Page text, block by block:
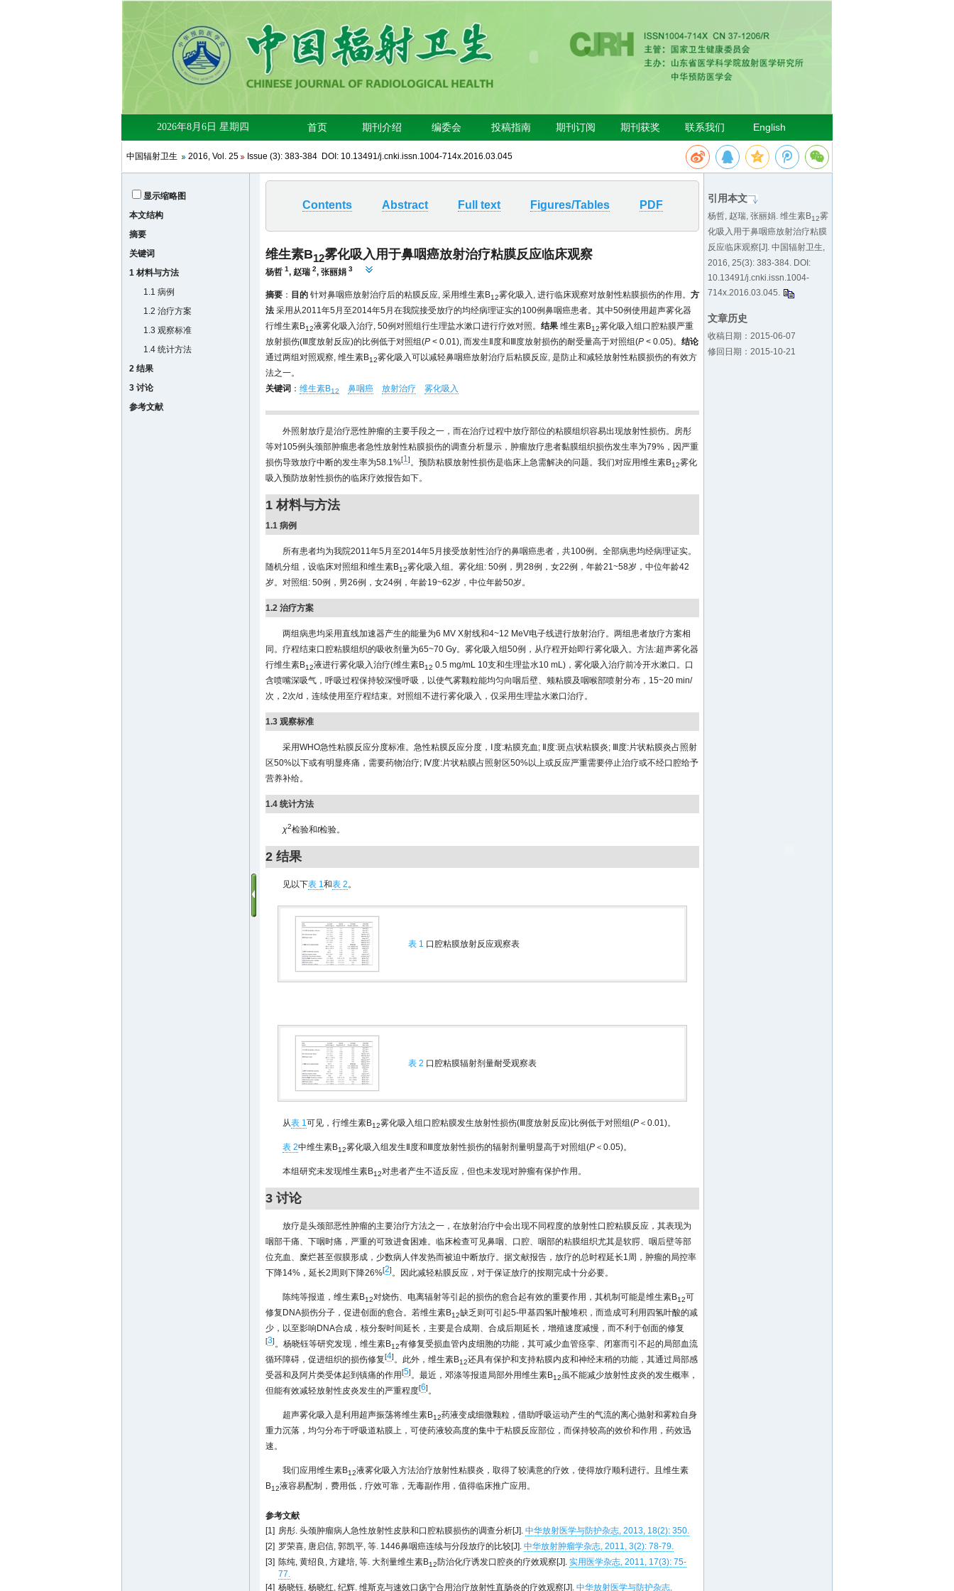
中国辐射卫生 2016, Vol. 25 Issue (3): 383-384 DOI: 10.13491/j.cnki.issn.1004-714x.2016.03.045
显示缩略图
本文结构
摘要
关键词
1 材料与方法
1.1 病例
1.2 治疗方案
1.3 观察标准
1.4 统计方法
2 结果
3 讨论
参考文献
引用本文
杨哲, 赵瑞, 张丽娟. 维生素B12雾
化吸入用于鼻咽癌放射治疗粘膜
反应临床观察[J]. 中国辐射卫生,
2016, 25(3): 383-384. DOI:
10.13491/j.cnki.issn.1004-
714x.2016.03.045.
文章历史
收稿日期：2015-06-07
修回日期：2015-10-21
Contents Abstract Full text Figures/Tables PDF
维生素B12雾化吸入用于鼻咽癌放射治疗粘膜反应临床观察
杨哲 1, 赵瑞 2, 张丽娟 3
摘要 ： 目的 针对鼻咽癌放射治疗后的粘膜反应, 采用维生素B12雾化吸入, 进行临床观察对放射性粘膜损伤的作用。 方
法 采用从2011年5月至2014年5月在我院接受放疗的均经病理证实的100例鼻咽癌患者。其中50例使用超声雾化器
行维生素B12液雾化吸入治疗, 50例对照组行生理盐水漱口进行疗效对照。 结果 维生素B12雾化吸入组口腔粘膜严重
放射损伤(Ⅲ度放射反应)的比例低于对照组(P < 0.01), 而发生Ⅱ度和Ⅲ度放射损伤的耐受量高于对照组(P < 0.05)。 结论
通过两组对照观察, 维生素B12雾化吸入可以减轻鼻咽癌放射治疗后粘膜反应, 是防止和减轻放射性粘膜损伤的有效方
法之一。
关键词 ： 维生素B12 鼻咽癌 放射治疗 雾化吸入
外照射放疗是治疗恶性肿瘤的主要手段之一，而在治疗过程中放疗部位的粘膜组织容易出现放射性损伤。房彤
等对105例头颈部肿瘤患者急性放射性粘膜损伤的调查分析显示，肿瘤放疗患者黏膜组织损伤发生率为79%，因严重
损伤导致放疗中断的发生率为58.1%[1]。预防粘膜放射性损伤是临床上急需解决的问题。我们对应用维生素B12雾化
吸入预防放射性损伤的临床疗效报告如下。
1 材料与方法
1.1 病例
所有患者均为我院2011年5月至2014年5月接受放射性治疗的鼻咽癌患者，共100例。全部病患均经病理证实。
随机分组，设临床对照组和维生素B12雾化吸入组。雾化组: 50例，男28例，女22例，年龄21~58岁，中位年龄42
岁。对照组: 50例，男26例，女24例，年龄19~62岁，中位年龄50岁。
1.2 治疗方案
两组病患均采用直线加速器产生的能量为6 MV X射线和4~12 MeV电子线进行放射治疗。两组患者放疗方案相
同。疗程结束口腔粘膜组织的吸收剂量为65~70 Gy。雾化吸入组50例，从疗程开始即行雾化吸入。方法:超声雾化器
行维生素B12液进行雾化吸入治疗(维生素B12 0.5 mg/mL 10支和生理盐水10 mL)，雾化吸入治疗前冷开水漱口。口
含喷嘴深吸气，呼吸过程保持较深慢呼吸，以使气雾颗粒能均匀向咽后壁、颊粘膜及咽喉部喷射分布，15~20 min/
次，2次/d，连续使用至疗程结束。对照组不进行雾化吸入，仅采用生理盐水漱口治疗。
1.3 观察标准
采用WHO急性粘膜反应分度标准。急性粘膜反应分度，Ⅰ度:粘膜充血; Ⅱ度:斑点状粘膜炎; Ⅲ度:片状粘膜炎占照射
区50%以下或有明显疼痛，需要药物治疗; Ⅳ度:片状粘膜占照射区50%以上或反应严重需要停止治疗或不经口腔给予
营养补给。
1.4 统计方法
χ2检验和t检验。
2 结果
见以下表 1和表 2。
表 1 口腔粘膜放射反应观察表
表 2 口腔粘膜辐射剂量耐受观察表
从表 1可见，行维生素B12雾化吸入组口腔粘膜发生放射性损伤(Ⅲ度放射反应)比例低于对照组(P ＜0.01)。
表 2中维生素B12雾化吸入组发生Ⅱ度和Ⅲ度放射性损伤的辐射剂量明显高于对照组(P ＜0.05)。
本组研究未发现维生素B12对患者产生不适反应，但也未发现对肿瘤有保护作用。
3 讨论
放疗是头颈部恶性肿瘤的主要治疗方法之一，在放射治疗中会出现不同程度的放射性口腔粘膜反应，其表现为
咽部干痛、下咽时痛，严重的可致进食困难。临床检查可见鼻咽、口腔、咽部的粘膜组织尤其是软腭、咽后壁等部
位充血、糜烂甚至假膜形成，少数病人伴发热而被迫中断放疗。据文献报告，放疗的总时程延长1周，肿瘤的局控率
下降14%，延长2周则下降26%[2]。因此减轻粘膜反应，对于保证放疗的按期完成十分必要。
陈纯等报道，维生素B12对烧伤、电离辐射等引起的损伤的愈合起有效的重要作用，其机制可能是维生素B12可
修复DNA损伤分子，促进创面的愈合。若维生素B12缺乏则可引起5-甲基四氢叶酸堆积，而造成可利用四氢叶酸的减
少，以至影响DNA合成，核分裂时间延长，主要是合成期、合成后期延长，增殖速度减慢，而不利于创面的修复
[3]。杨晓钰等研究发现，维生素B12有修复受损血管内皮细胞的功能，其可减少血管痉挛、闭塞而引不起的局部血流
循环障碍，促进组织的损伤修复[4]。此外，维生素B12还具有保护和支持粘膜内皮和神经末稍的功能，其通过局部感
受器和及阿片类受体起到镇痛的作用[5]。最近，邓涤等报道局部外用维生素B12虽不能减少放射性皮炎的发生概率，
但能有效减轻放射性皮炎发生的严重程度[6]。
超声雾化吸入是利用超声振荡将维生素B12药液变成细微颗粒，借助呼吸运动产生的气流的离心抛射和雾粒自身
重力沉落，均匀分布于呼吸道粘膜上，可使药液较高度的集中于粘膜反应部位，而保持较高的效价和作用，药效迅
速。
我们应用维生素B12液雾化吸入方法治疗放射性粘膜炎，取得了较满意的疗效，使得放疗顺利进行。且维生素
B12液容易配制，费用低，疗效可靠，无毒副作用，值得临床推广应用。
参考文献
[1] 房彤. 头颈肿瘤病人急性放射性皮肤和口腔粘膜损伤的调查分析[J]. 中华放射医学与防护杂志, 2013, 18(2): 350.
[2] 罗荣喜, 唐启信, 郭凯平, 等. 1446鼻咽癌连续与分段放疗的比较[J]. 中华放射肿瘤学杂志, 2011, 3(2): 78-79.
[3] 陈纯, 黄绍良, 方建培, 等. 大剂量维生素B12防治化疗诱发口腔炎的疗效观察[J]. 实用医学杂志, 2011, 17(3): 75-
77.
[4] 杨晓钰, 杨晓红, 纪辉. 维斯克与速效口疡宁合用治疗放射性直肠炎的疗效观察[J]. 中华放射医学与防护杂志,